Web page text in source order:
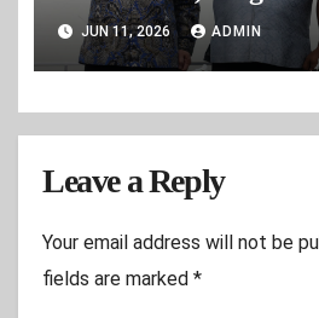
Daerah Makin Cepat
JUN 11, 2026 ADMIN
Leave a Reply
Your email address will not be
fields are marked *